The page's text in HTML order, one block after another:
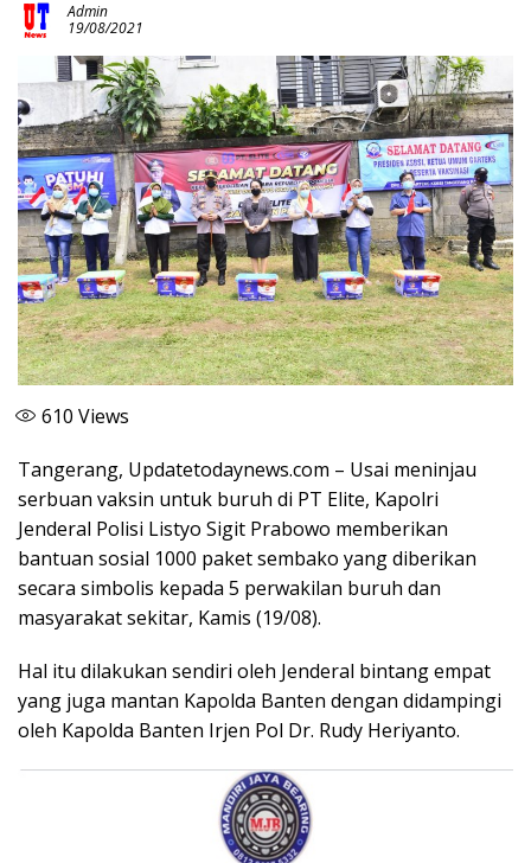
Admin
19/08/2021
610 Views
Tangerang, Updatetodaynews.com – Usai meninjau
serbuan vaksin untuk buruh di PT Elite, Kapolri
Jenderal Polisi Listyo Sigit Prabowo memberikan
bantuan sosial 1000 paket sembako yang diberikan
secara simbolis kepada 5 perwakilan buruh dan
masyarakat sekitar, Kamis (19/08).
Hal itu dilakukan sendiri oleh Jenderal bintang empat
yang juga mantan Kapolda Banten dengan didampingi
oleh Kapolda Banten Irjen Pol Dr. Rudy Heriyanto.